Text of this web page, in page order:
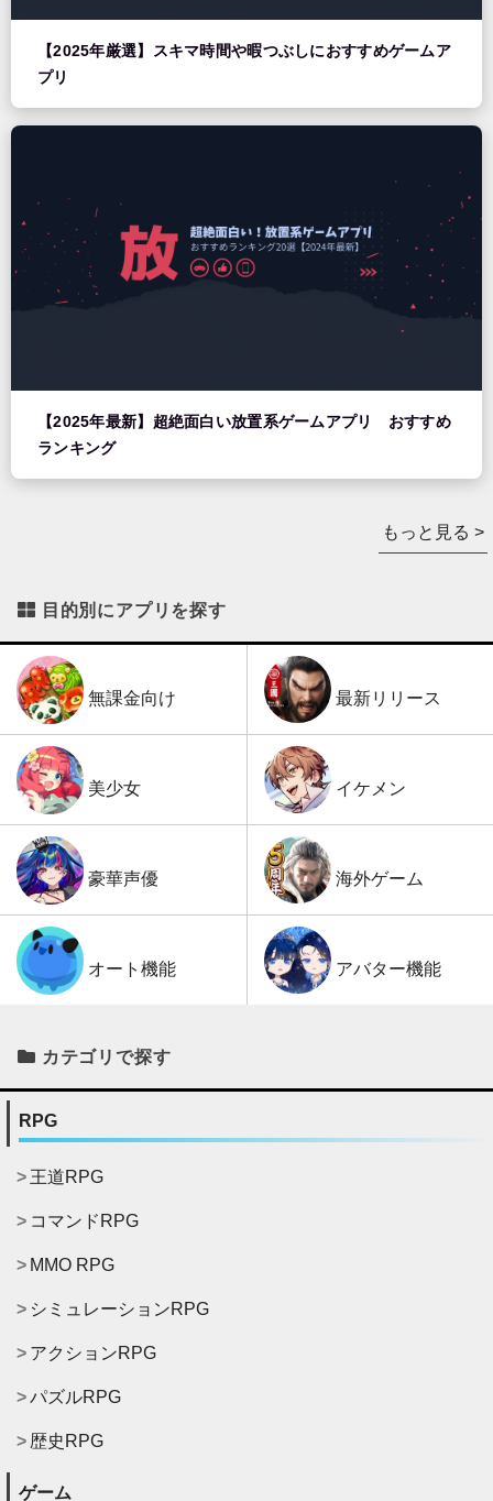
【2025年厳選】スキマ時間や暇つぶしにおすすめゲームア
プリ
【2025年最新】超絶面白い放置系ゲームアプリ おすすめ
ランキング
もっと見る >
目的別にアプリを探す
無課金向け 最新リリース
美少女 イケメン
豪華声優 海外ゲーム
オート機能 アバター機能
カテゴリで探す
RPG
王道RPG
コマンドRPG
MMO RPG
シミュレーションRPG
アクションRPG
パズルRPG
歴史RPG
ゲーム